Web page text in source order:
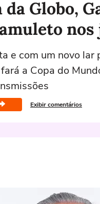
da Globo,
e com um novo
a Copa do
Exibir comentários